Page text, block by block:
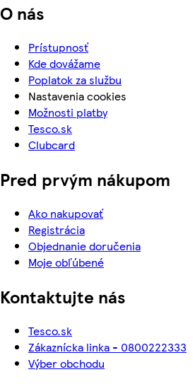
O nás
Prístupnosť
Kde dovážame
Poplatok za službu
Nastavenia cookies
Možnosti platby
Tesco.sk
Clubcard
Pred prvým nákupom
Ako nakupovať
Registrácia
Objednanie doručenia
Moje obľúbené
Kontaktujte nás
Tesco.sk
Zákaznícka linka - 0800222333
Výber obchodu